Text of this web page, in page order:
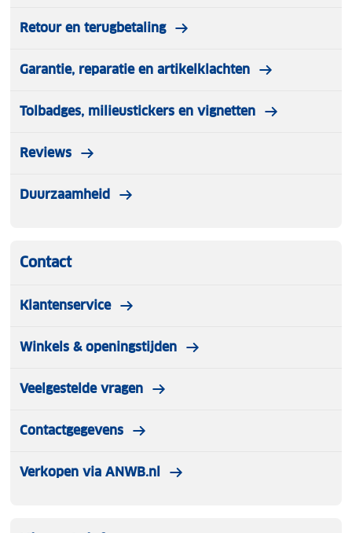
Retour en terugbetaling
Garantie, reparatie en artikelklachten
Tolbadges, milieustickers en vignetten
Reviews
Duurzaamheid
Contact
Klantenservice
Winkels & openingstijden
Veelgestelde vragen
Contactgegevens
Verkopen via ANWB.nl